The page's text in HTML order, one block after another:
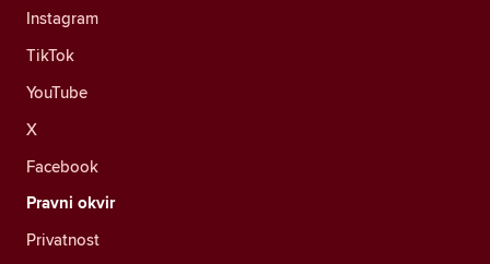
Instagram
TikTok
YouTube
X
Facebook
Pravni okvir
Privatnost